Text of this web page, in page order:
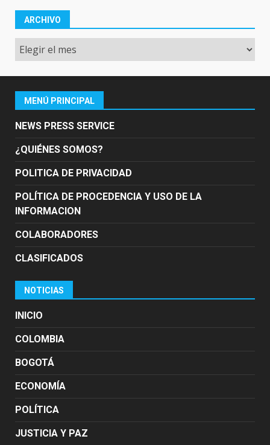
ARCHIVO
Archivo
MENÚ PRINCIPAL
NEWS PRESS SERVICE
¿QUIÉNES SOMOS?
POLITICA DE PRIVACIDAD
POLÍTICA DE PROCEDENCIA Y USO DE LA
INFORMACION
COLABORADORES
CLASIFICADOS
NOTICIAS
INICIO
COLOMBIA
BOGOTÁ
ECONOMÍA
POLÍTICA
JUSTICIA Y PAZ